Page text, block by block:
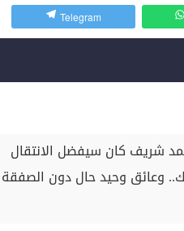
Telegram
شريف كان سيفضل الانتقال
وعائق وحيد حال دون الصفقة